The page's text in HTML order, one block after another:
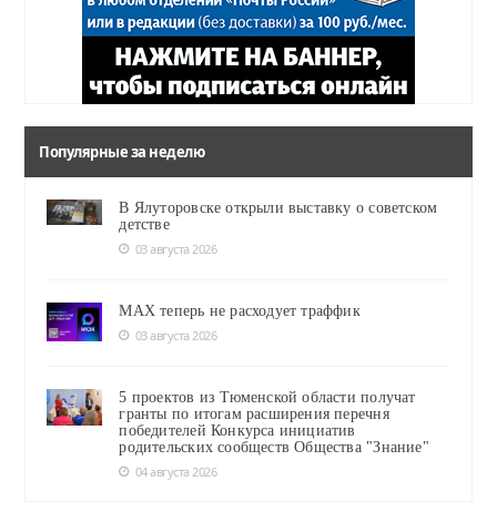
Популярные за неделю
В Ялуторовске открыли выставку о советском
детстве
03 августа 2026
MAX теперь не расходует траффик
03 августа 2026
5 проектов из Тюменской области получат
гранты по итогам расширения перечня
победителей Конкурса инициатив
родительских сообществ Общества "Знание"
04 августа 2026